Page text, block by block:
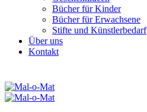
Bücher für Kinder
Bücher für Erwachsene
Stifte und Künstlerbedarf
Über uns
Kontakt